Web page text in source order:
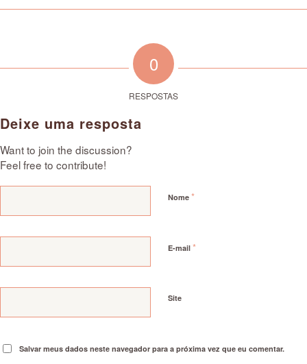
0
RESPOSTAS
Deixe uma resposta
Want to join the discussion?
Feel free to contribute!
Nome *
E-mail *
Site
Salvar meus dados neste navegador para a próxima vez que eu comentar.